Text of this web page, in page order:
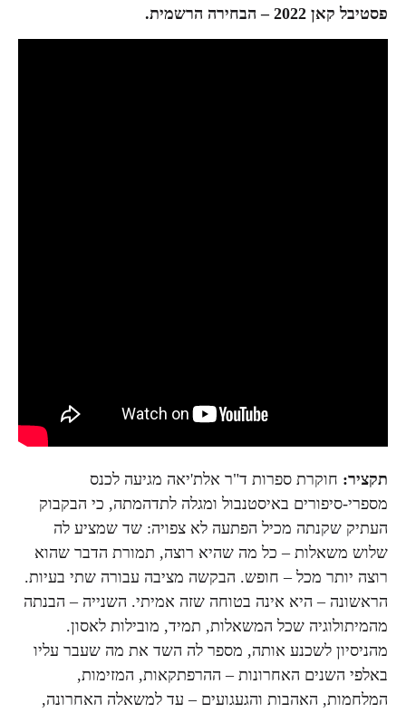
פסטיבל קאן 2022 – הבחירה הרשמית.
תקציר: חוקרת ספרות ד"ר אלת'יאה מגיעה לכנס
מספרי-סיפורים באיסטנבול ומגלה לתדהמתה, כי הבקבוק
העתיק שקנתה מכיל הפתעה לא צפויה: שד שמציע לה
שלוש משאלות – כל מה שהיא רוצה, תמורת הדבר שהוא
רוצה יותר מכל – חופש. הבקשה מציבה עבורה שתי בעיות.
הראשונה – היא אינה בטוחה שזה אמיתי. השנייה – הבנתה
מהמיתולוגיה שכל המשאלות, תמיד, מובילות לאסון.
מהניסיון לשכנע אותה, מספר לה השד את מה שעבר עליו
באלפי השנים האחרונות – ההרפתקאות, המזימות,
המלחמות, האהבות והגעגועים – עד למשאלה האחרונה,